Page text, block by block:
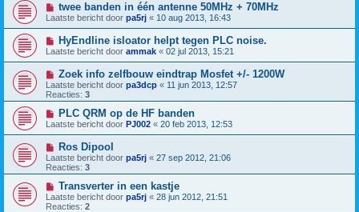
twee banden in één antenne 50MHz + 70MHz
Laatste bericht door pa5rj « 10 aug 2013, 16:43
HyEndline isloator helpt tegen PLC noise.
Laatste bericht door ammak « 02 jul 2013, 15:21
Zoek info zelfbouw eindtrap Mosfet +/- 1200W
Laatste bericht door pa3dcp « 11 jun 2013, 12:57
Reacties: 3
PLC QRM op de HF banden
Laatste bericht door PJ002 « 20 feb 2013, 12:53
Ros Dipool
Laatste bericht door pa5rj « 27 sep 2012, 21:06
Reacties: 3
Transverter in een kastje
Laatste bericht door pa5rj « 28 jun 2012, 21:51
Reacties: 2